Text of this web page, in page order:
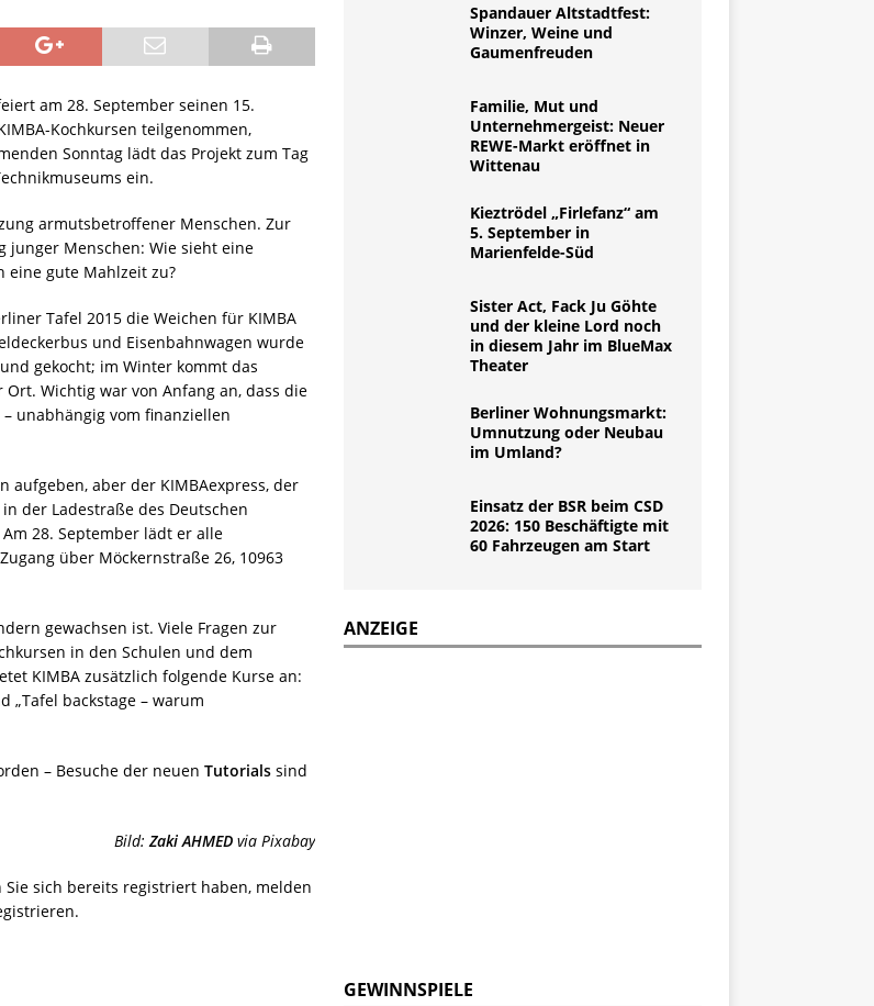
am 28. September seinen 15.
Kochkursen teilgenommen,
Sonntag lädt das Projekt zum Tag
ein.
armutsbetroffener Menschen. Zur
junger Menschen: Wie sieht eine
eine gute Mahlzeit zu?
Tafel 2015 die Weichen für KIMBA
und Eisenbahnwagen wurde
gekocht; im Winter kommt das
Wichtig war von Anfang an, dass die
unabhängig vom finanziellen
aufgeben, aber der KIMBAexpress, der
der Ladestraße des Deutschen
28. September lädt er alle
über Möckernstraße 26, 10963
gewachsen ist. Viele Fragen zur
in den Schulen und dem
KIMBA zusätzlich folgende Kurse an:
„Tafel backstage – warum
– Besuche der neuen Tutorials sind
Bild:Zaki AHMED via Pixabay
sich bereits registriert haben, melden
Spandauer Altstadtfest:
Winzer, Weine und
Gaumenfreuden
Familie, Mut und
Unternehmergeist: Neuer
REWE-Markt eröffnet in
Wittenau
Kieztrödel „Firlefanz“ am
5. September in
Marienfelde-Süd
Sister Act, Fack Ju Göhte
und der kleine Lord noch
in diesem Jahr im BlueMax
Theater
Berliner Wohnungsmarkt:
Umnutzung oder Neubau
im Umland?
Einsatz der BSR beim CSD
2026: 150 Beschäftigte mit
60 Fahrzeugen am Start
ANZEIGE
GEWINNSPIELE